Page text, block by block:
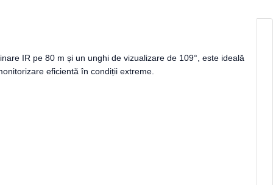
IR pe 80 m și un unghi de vizualizare de 109°, este ideală
eficientă în condiții extreme.